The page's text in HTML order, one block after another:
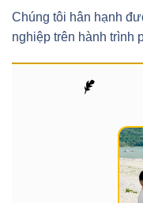
Chúng tôi hân hạnh
nghiệp trên hành trình